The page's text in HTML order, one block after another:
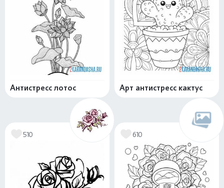
Антистресс лотос Арт антистресс кактус
510 610